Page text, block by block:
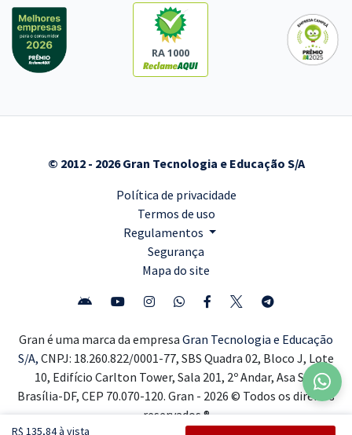
R$ 135,84 à vista
RA 1000
© 2012 - 2026 Gran Tecnologia e Educação S/A
Política de privacidade
Termos de uso
Regulamentos
Segurança
Mapa do site
Gran é uma marca da empresa Gran Tecnologia e Educação
S/A, CNPJ: 18.260.822/0001-77, SBS Quadra 02, Bloco J, Lote
10, Edifício Carlton Tower, Sala 201, 2º Andar, Asa Sul,
Brasília-DF, CEP 70.070-120. Gran - 2026 © Todos os direitos
reservados ®